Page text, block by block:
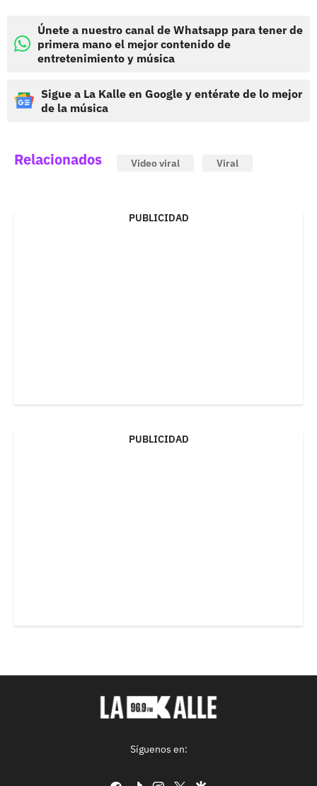
Únete a nuestro canal de Whatsapp para tener de
primera mano el mejor contenido de
entretenimiento y música
Sigue a La Kalle en Google y entérate de lo mejor
de la música
Relacionados Video viral Viral
PUBLICIDAD
PUBLICIDAD
Síguenos en: